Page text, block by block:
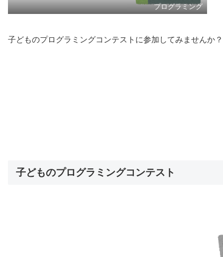
プログラミング
子どものプログラミングコンテストに参加してみませんか？
子どものプログラミングコンテスト